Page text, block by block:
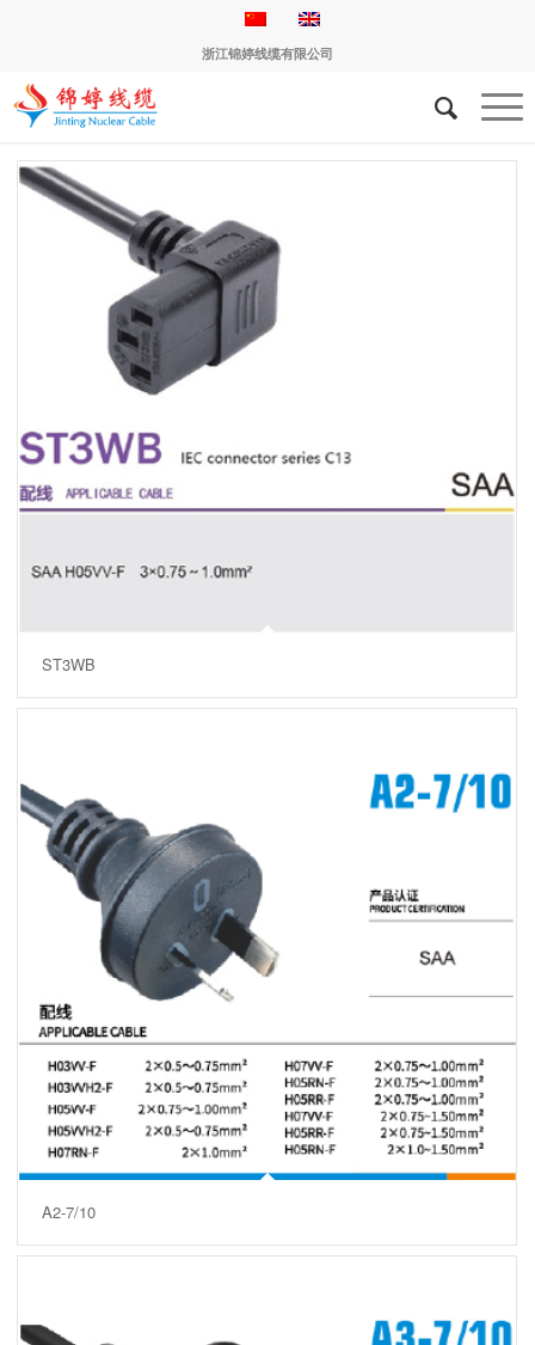
浙江锦婷线缆有限公司
ST3WB
A2-7/10